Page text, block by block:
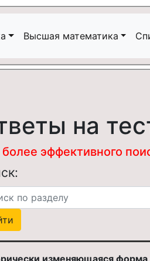
Высшая математика
на
эффективного
изменяющаяся